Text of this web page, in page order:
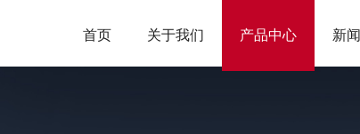
首页 关于我们 产品中心 新